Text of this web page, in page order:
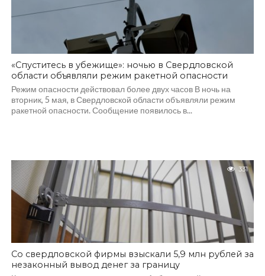
«Спуститесь в убежище»: ночью в Свердловской
области объявляли режим ракетной опасности
Режим опасности действовал более двух часов В ночь на
вторник, 5 мая, в Свердловской области объявляли режим
ракетной опасности. Сообщение появилось в...
331
Со свердловской фирмы взыскали 5,9 млн рублей за
незаконный вывод денег за границу